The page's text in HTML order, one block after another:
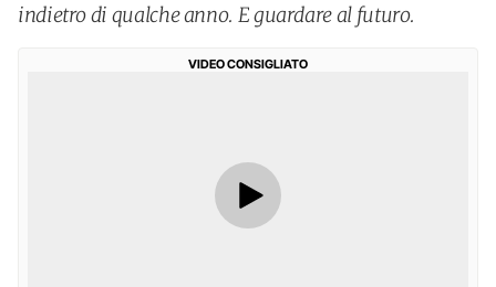
indietro di qualche anno. E guardare al futuro.
VIDEO CONSIGLIATO